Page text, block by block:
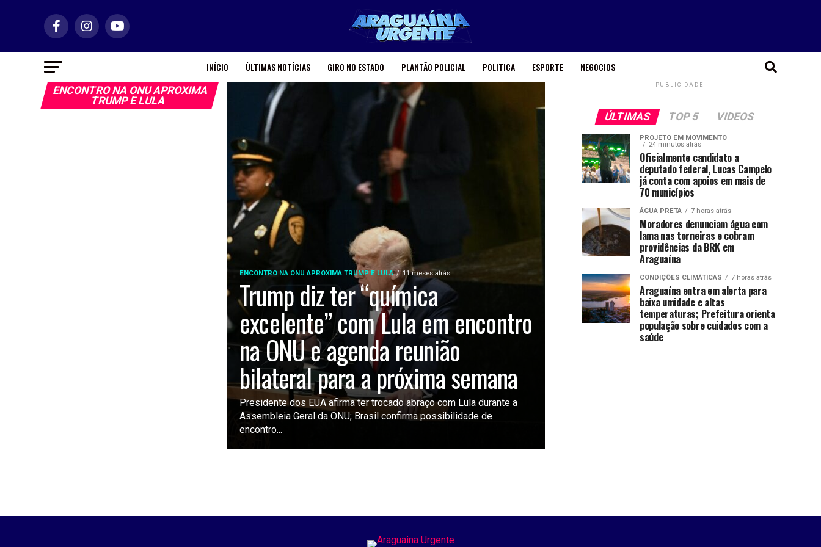
INÍCIO ÙLTIMAS NOTÍCIAS GIRO NO ESTADO PLANTÃO POLICIAL POLITICA ESPORTE NEGOCIOS
ENCONTRO NA ONU APROXIMA TRUMP E LULA 11 meses atrás
Trump diz ter “química
excelente” com Lula em encontro
na ONU e agenda reunião
bilateral para a próxima semana
Presidente dos EUA afirma ter trocado abraço com Lula durante a
Assembleia Geral da ONU; Brasil confirma possibilidade de
encontro...
ENCONTRO NA ONU APROXIMA
TRUMP E LULA
PUBLICIDADE
ÚLTIMAS TOP 5 VIDEOS
PROJETO EM MOVIMENTO
24 minutos atrás
Oficialmente candidato a
deputado federal, Lucas Campelo
já conta com apoios em mais de
70 municípios
ÁGUA PRETA 7 horas atrás
Moradores denunciam água com
lama nas torneiras e cobram
providências da BRK em
Araguaína
CONDIÇÕES CLIMÁTICAS 7 horas atrás
Araguaína entra em alerta para
baixa umidade e altas
temperaturas; Prefeitura orienta
população sobre cuidados com a
saúde